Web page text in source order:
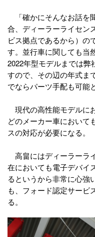
「確かにそんなお話を
合、ディーラーライセン
ビス拠点であるから）の
す。並行車に関しても当
2022年型モデルまでは弊
すので、その辺の年式ま
でならパーツ手配も可能
現代の高性能モデルに
どのメーカー車において
スの対応が必要になる。
高畠にはディーラーラ
在においても電子デバイ
るというから非常に心強
も、フォード認定サービ
る。